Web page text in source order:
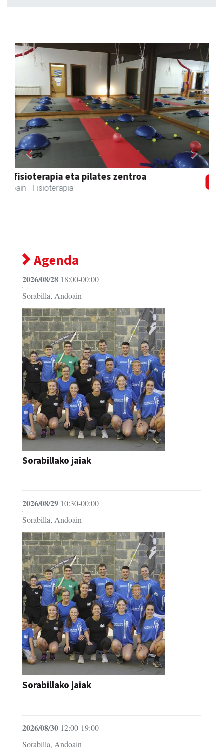
Aranburu aholkularitza
Andoain - Aholkularitza
Previous Next
Agenda
2026/08/28 18:00-00:00
Sorabilla, Andoain
Sorabillako jaiak
2026/08/29 10:30-00:00
Sorabilla, Andoain
Sorabillako jaiak
2026/08/30 12:00-19:00
Sorabilla, Andoain